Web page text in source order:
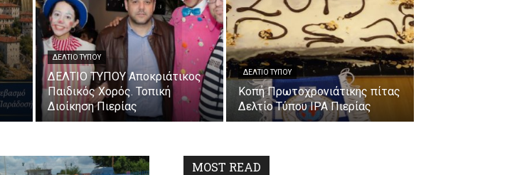
ΔΕΛΤΙΟ ΤΥΠΟΥ
ΔΕΛΤΙΟ ΤΥΠΟΥ Αποκριάτικος
Παιδικός Χορός. Τοπική
Διοίκηση Πιερίας
ΔΕΛΤΙΟ ΤΥΠΟΥ
Κοπή Πρωτοχρονιάτικης πίτας
Δελτίο Τύπου IPA Πιερίας
MOST READ